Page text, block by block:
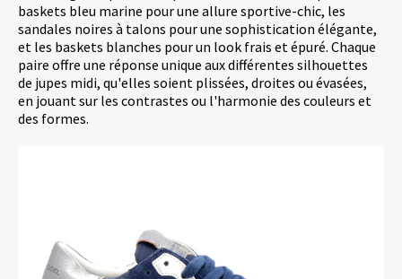
baskets bleu marine pour une allure sportive-chic, les
sandales noires à talons pour une sophistication élégante,
et les baskets blanches pour un look frais et épuré. Chaque
paire offre une réponse unique aux différentes silhouettes
de jupes midi, qu'elles soient plissées, droites ou évasées,
en jouant sur les contrastes ou l'harmonie des couleurs et
des formes.